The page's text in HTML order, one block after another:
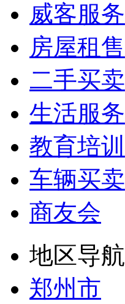
威客服务
房屋租售
二手买卖
生活服务
教育培训
车辆买卖
商友会
地区导航
郑州市